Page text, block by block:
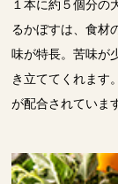
１本に約５個分の
るかぼすは、食材
味が特長。苦味が
き立ててくれます
が配合されていま